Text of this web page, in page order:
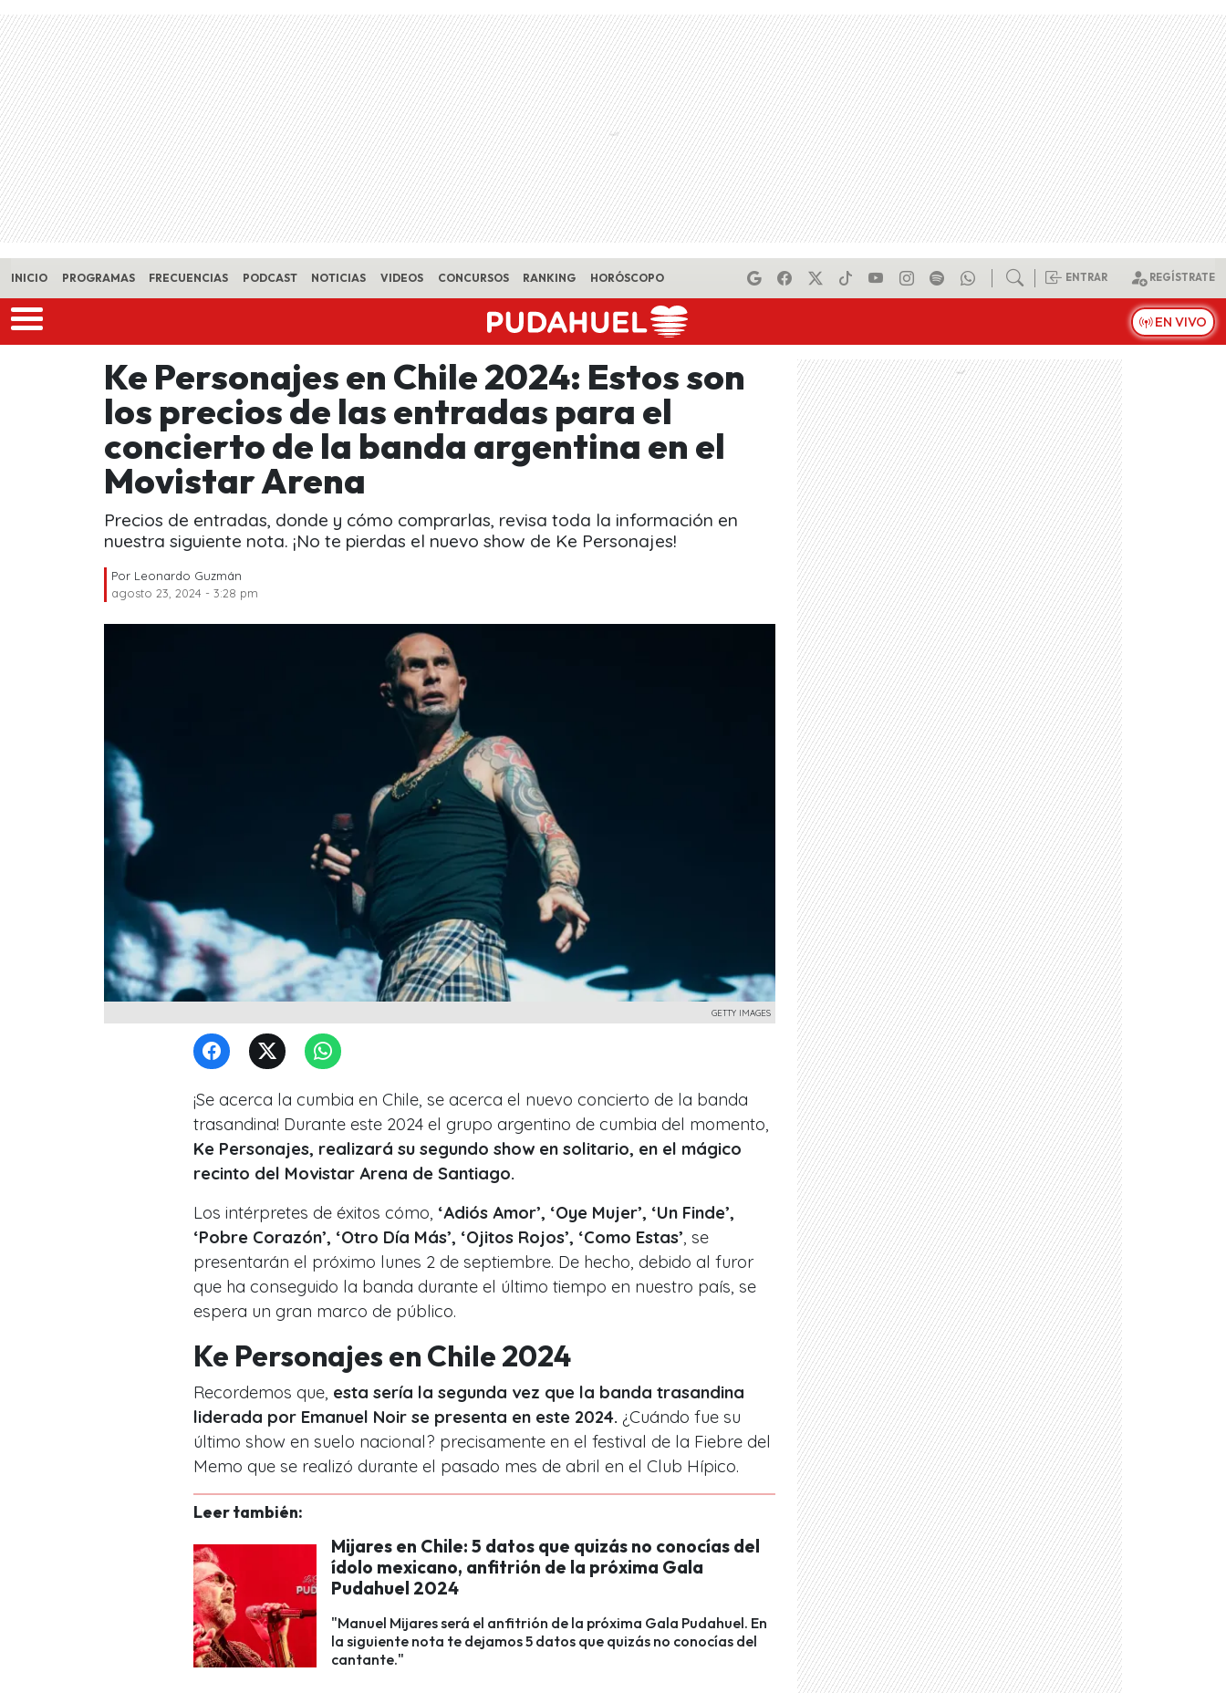
Skip to main content
INICIO PROGRAMAS FRECUENCIAS PODCAST NOTICIAS VIDEOS CONCURSOS RANKING HORÓSCOPO ENTRAR REGÍSTRATE
EN VIVO
Ke Personajes en Chile 2024: Estos son
los precios de las entradas para el
concierto de la banda argentina en el
Movistar Arena
Precios de entradas, donde y cómo comprarlas, revisa toda la información en
nuestra siguiente nota. ¡No te pierdas el nuevo show de Ke Personajes!
Por Leonardo Guzmán
agosto 23, 2024 - 3:28 pm
GETTY IMAGES
¡Se acerca la cumbia en Chile, se acerca el nuevo concierto de la banda
trasandina! Durante este 2024 el grupo argentino de cumbia del momento,
Ke Personajes, realizará su segundo show en solitario, en el mágico
recinto del Movistar Arena de Santiago.
Los intérpretes de éxitos cómo, ‘Adiós Amor’, ‘Oye Mujer’, ‘Un Finde’,
‘Pobre Corazón’, ‘Otro Día Más’, ‘Ojitos Rojos’, ‘Como Estas’ , se
presentarán el próximo lunes 2 de septiembre. De hecho, debido al furor
que ha conseguido la banda durante el último tiempo en nuestro país, se
espera un gran marco de público.
Ke Personajes en Chile 2024
Recordemos que, esta sería la segunda vez que la banda trasandina
liderada por Emanuel Noir se presenta en este 2024. ¿Cuándo fue su
último show en suelo nacional? precisamente en el festival de la Fiebre del
Memo que se realizó durante el pasado mes de abril en el Club Hípico.
Leer también:
Mijares en Chile: 5 datos que quizás no conocías del
ídolo mexicano, anfitrión de la próxima Gala
Pudahuel 2024
"Manuel Mijares será el anfitrión de la próxima Gala Pudahuel. En
la siguiente nota te dejamos 5 datos que quizás no conocías del
cantante."